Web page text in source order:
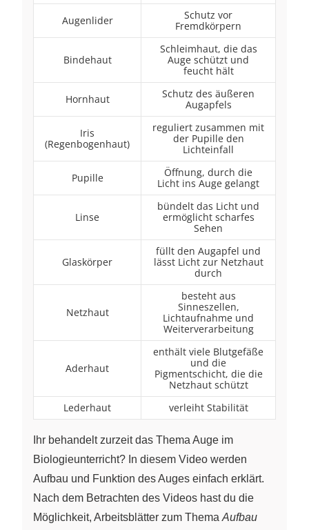
Augenlider
Schutz vor
Fremdkörpern
Bindehaut
Schleimhaut, die das
Auge schützt und
feucht hält
Hornhaut
Schutz des äußeren
Augapfels
Iris
(Regenbogenhaut)
reguliert zusammen mit
der Pupille den
Lichteinfall
Pupille
Öffnung, durch die
Licht ins Auge gelangt
Linse
bündelt das Licht und
ermöglicht scharfes
Sehen
Glaskörper
füllt den Augapfel und
lässt Licht zur Netzhaut
durch
Netzhaut
besteht aus
Sinneszellen,
Lichtaufnahme und
Weiterverarbeitung
Aderhaut
enthält viele Blutgefäße
und die
Pigmentschicht, die die
Netzhaut schützt
Lederhaut
verleiht Stabilität
Ihr behandelt zurzeit das Thema Auge im
Biologieunterricht? In diesem Video werden
Aufbau und Funktion des Auges einfach erklärt.
Nach dem Betrachten des Videos hast du die
Möglichkeit, Arbeitsblätter zum Thema Aufbau